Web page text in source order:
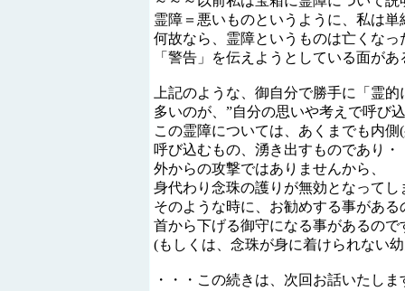
霊障＝悪いものというように、私は
何故なら、霊障というものは亡くな
「警告」を伝えようとしている面が
上記のような、御自分で勝手に「霊
多いのが、”自分の思いや考えで呼び
この霊障については、あくまでも内
呼び込むもの、湧き出すものであり・
外からの攻撃ではありませんから、
身代わり念珠の護りが無効となってし
そのような時に、お勧めする事があ
首から下げる御守になる事があるので
(もしくは、念珠が身に着けられない
・・・この続きは、次回お話いたしま